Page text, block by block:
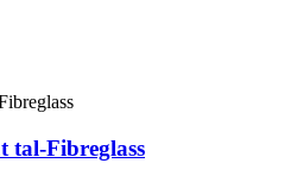
tal-Fibreglass